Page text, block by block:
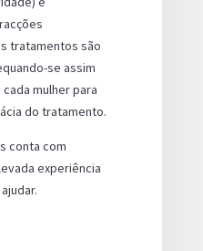
tratamentos são
se assim
mulher para
do tratamento.
conta com
experiência